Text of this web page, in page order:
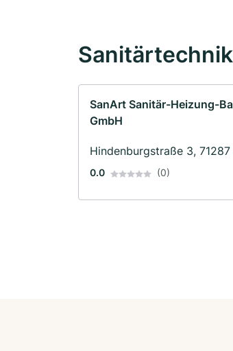
SanArt Sanitär-Heizung-
GmbH
Hindenburgstraße 3, 71287
0.0 (0)